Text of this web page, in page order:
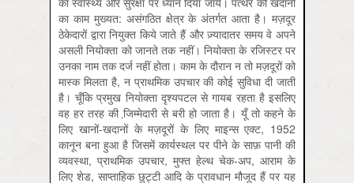
का काम मुख्यत: असंगठित क्षेत्र के अंतर्गत आता है। मज़दूर
ठेकेदारों द्वारा नियुक्त किये जाते हैं और ज़्यादातर समय वे अपने
असली नियोक्ता को जानते तक नहीं। नियोक्ता के रजिस्टर पर
उनका नाम तक दर्ज नहीं होता। काम के दौरान न तो मज़दूरों को
मास्क मिलता है, न प्राथमिक उपचार की कोई सुविधा दी जाती
है। चूँकि प्रमुख नियोक्ता दृश्यपटल से गायब रहता है इसलिए
वह हर तरह की जि़म्मेदारी से बरी हो जाता है। यूँ तो कहने के
लिए खानों-खदानों के मज़दूरों के लिए माइन्स एक्ट, 1952
कानून बना हुआ है जिसमें कार्यस्थल पर पीने के साफ़ पानी की
व्यवस्था, प्राथमिक उपचार, मुफ्त हेल्थ चेक-अप, आराम के
लिए शेड, साप्ताहिक छुट्टी आदि के प्रावधान मौजूद हैं पर यह